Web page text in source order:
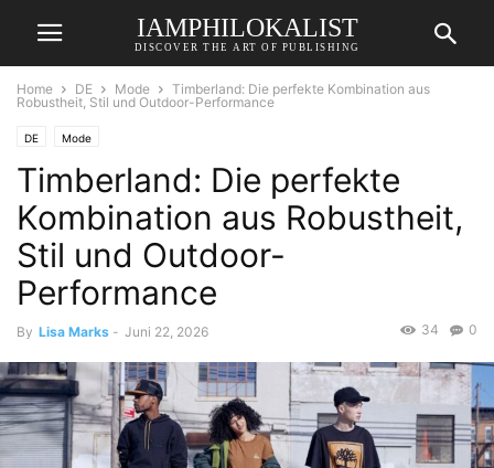
IAMPHILOKALIST
DISCOVER THE ART OF PUBLISHING
Home DE Mode
Timberland: Die perfekte Kombination aus
Robustheit, Stil und Outdoor-Performance
DE Mode
Timberland: Die perfekte
Kombination aus Robustheit,
Stil und Outdoor-
Performance
By Lisa Marks - Juni 22, 2026 0
34